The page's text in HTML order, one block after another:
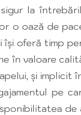
la
o oază de
își oferă timp
în valoare
și implicit
pe care